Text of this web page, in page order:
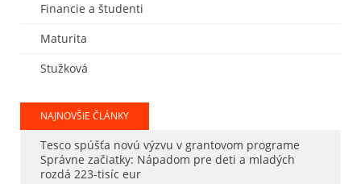
Financie a študenti
Maturita
Stužková
NAJNOVŠIE ČLÁNKY
Tesco spúšťa novú výzvu v grantovom programe
Správne začiatky: Nápadom pre deti a mladých
rozdá 223-tisíc eur